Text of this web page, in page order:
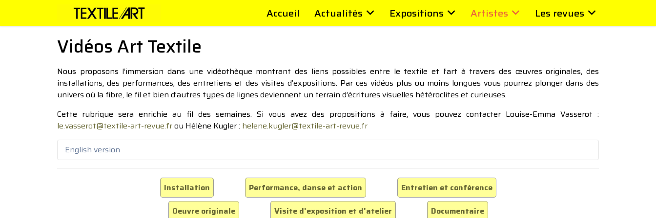
Accueil Actualités Expositions Artistes Les revues
Vidéos Art Textile
Nous proposons l’immersion dans une vidéothèque montrant des liens possibles entre le textile et l’art à travers des œuvres originales, des
installations, des performances, des entretiens et des visites d’expositions. Par ces vidéos plus ou moins longues vous pourrez plonger dans des
univers où la fibre, le fil et bien d’autres types de lignes deviennent un terrain d’écritures visuelles hétéroclites et curieuses.
Cette rubrique sera enrichie au fil des semaines. Si vous avez des propositions à faire, vous pouvez contacter Louise-Emma Vasserot :
le.vasserot@textile-art-revue.frou Hélène Kugler : helene.kugler@textile-art-revue.fr
English version
Installation Performance, danse et action
Entretien et conférence
Oeuvre originale
Visite d'exposition et d'atelier Documentaire